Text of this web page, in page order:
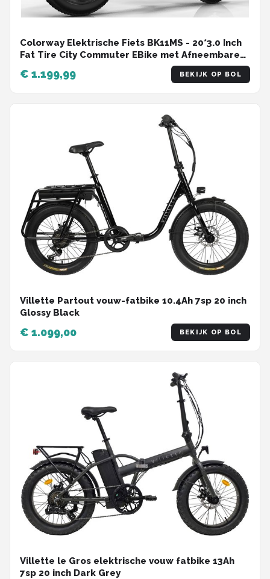
Colorway Elektrische Fiets BK11MS - 20*3.0 Inch
Fat Tire City Commuter EBike met Afneembare
36V 12Ah Lithium Batterij - Opvouwbaar
Mountain E-Bike met 250W Motor - 7
Versnellingen - IP54 Waterdicht
€ 1.199,99 BEKIJK OP BOL
Villette Partout vouw-fatbike 10.4Ah 7sp 20 inch
Glossy Black
€ 1.099,00 BEKIJK OP BOL
Villette le Gros elektrische vouw fatbike 13Ah
7sp 20 inch Dark Grey